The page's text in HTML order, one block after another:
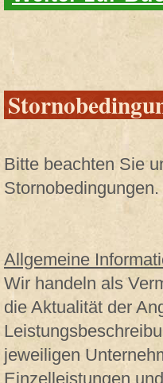
Bitte beachten Sie
Allgemeine
Wir handeln als
die Aktualität der
jeweiligen
Einzelleistungen